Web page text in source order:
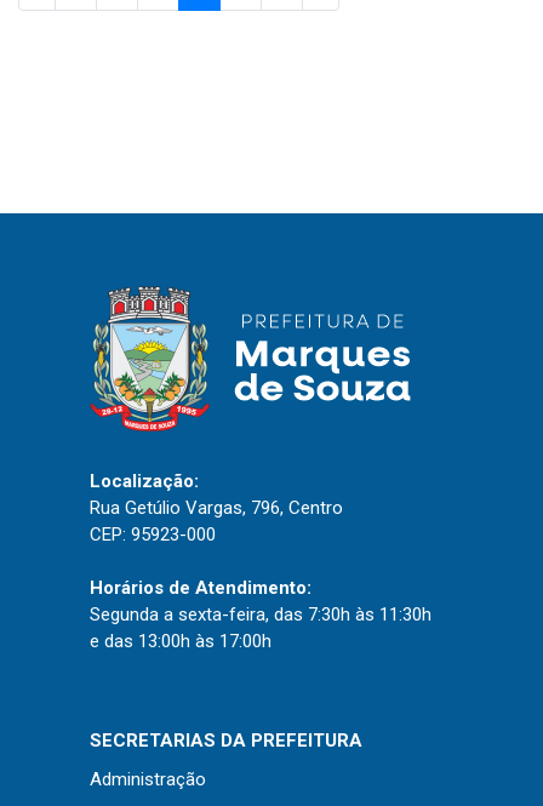
Localização:
Rua Getúlio Vargas, 796, Centro
CEP: 95923-000
Horários de Atendimento:
Segunda a sexta-feira, das 7:30h às 11:30h
e das 13:00h às 17:00h
SECRETARIAS DA PREFEITURA
Administração